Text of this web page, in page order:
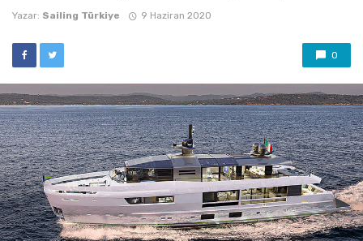
Yazar: Sailing Türkiye 9 Haziran 2020
0